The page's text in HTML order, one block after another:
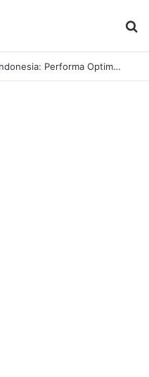
Rekomendasi Cloud Hosting Indonesia: Performa Optimal untuk Bisnis Anda